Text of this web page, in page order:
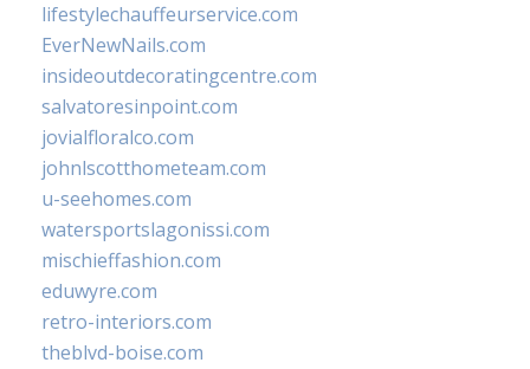
lifestylechauffeurservice.com
EverNewNails.com
insideoutdecoratingcentre.com
salvatoresinpoint.com
jovialfloralco.com
johnlscotthometeam.com
u-seehomes.com
watersportslagonissi.com
mischieffashion.com
eduwyre.com
retro-interiors.com
theblvd-boise.com